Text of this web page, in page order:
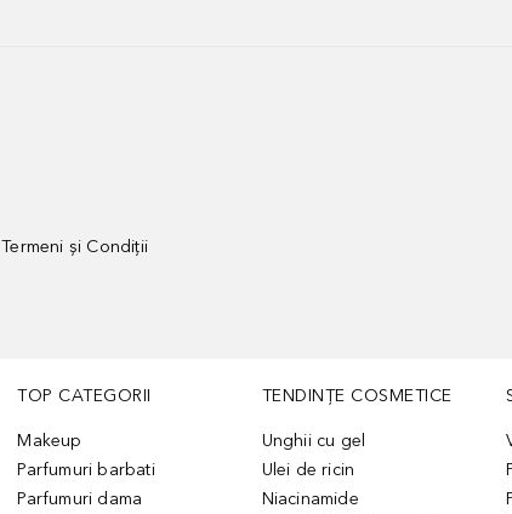
Termeni și Condiții
TOP CATEGORII
Makeup
Parfumuri barbati
Parfumuri dama
TENDINȚE COSMETICE
Unghii cu gel
Ulei de ricin
Niacinamide